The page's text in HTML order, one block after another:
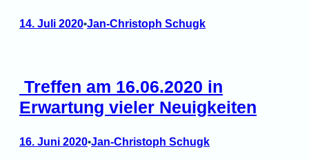
14. Juli 2020•Jan-Christoph Schugk
Treffen am 16.06.2020 in
Erwartung vieler Neuigkeiten
16. Juni 2020•Jan-Christoph Schugk